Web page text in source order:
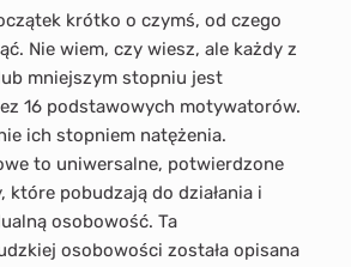
krótko o czymś, od czego
Nie wiem, czy wiesz, ale każdy z
mniejszym stopniu jest
16 podstawowych motywatorów.
ich stopniem natężenia.
to uniwersalne, potwierdzone
które pobudzają do działania i
osobowość. Ta
osobowości została opisana